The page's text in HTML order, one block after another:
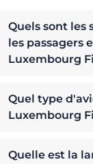
Quels sont les
les passagers
Luxembourg
Quel type
Luxembourg
Quelle est la